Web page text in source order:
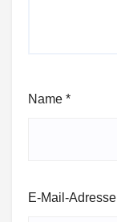
Name *
E-Mail-Adresse